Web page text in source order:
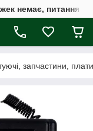
немає, питання у
запчастини,